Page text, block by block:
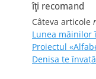
îţi recomand
Câteva articole
Lunea mâinilor
Proiectul
Denisa te învaţă